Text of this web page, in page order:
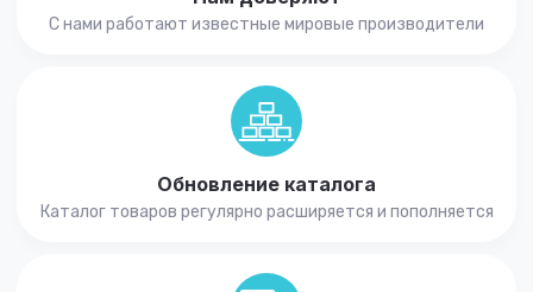
С нами работают известные мировые производители
Обновление каталога
Каталог товаров регулярно расширяется и пополняется